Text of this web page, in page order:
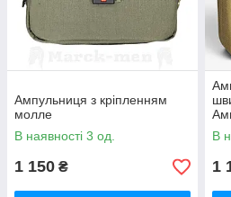
Ампульниця з кріпленням
молле
В наявності 3 од.
1 150 ₴
В
1